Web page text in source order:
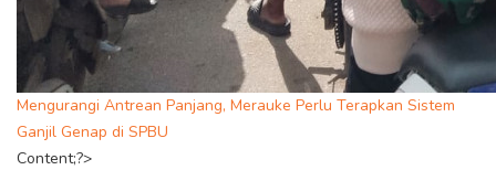
Mengurangi Antrean Panjang, Merauke Perlu Terapkan Sistem
Ganjil Genap di SPBU
Content;?>